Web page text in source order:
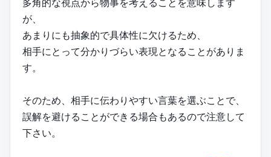
が、
あまりにも抽象的で具体性に欠けるため、
相手にとって分かりづらい表現となることがありま
す。
そのため、相手に伝わりやすい言葉を選ぶことで、
誤解を避けることができる場合もあるので注意して
下さい。